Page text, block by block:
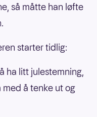
så måtte han løfte
starter tidlig:
ha litt julestemning,
å tenke ut og